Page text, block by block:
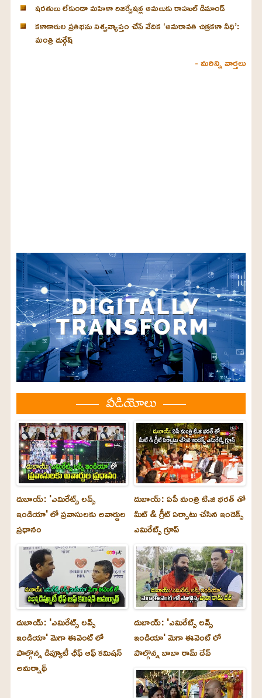
షరతులు లేకుండా మహిళా రిజర్వేషన్ల అమలుకు రాహుల్ డిమాండ్
కళాకారుల ప్రతిభను విశ్వవ్యాప్తం చేసే వేదిక ‘అమరావతి చిత్రకళా వీధి’:
మంత్రి దుర్గేష్
- మరిన్ని వార్తలు
వీడియోలు
దుబాయ్: 'ఎమిరేట్స్ లవ్స్
ఇండియా' లో ప్రవాసులకు అవార్డుల
ప్రధానం
దుబాయ్: ఏపీ మంత్రి టి.జి భరత్ తో
మీట్ & గ్రీట్ ఏర్పాటు చేసిన ఇండెక్స్
ఎమిరేట్స్ గ్రూప్
దుబాయ్‌: 'ఎమిరేట్స్ లవ్స్
ఇండియా' మెగా ఈవెంట్ లో
పాల్గొన్న డిప్యూటీ ఛీఫ్ ఆఫ్ కమిషన్
అమర్నాథ్
దుబాయ్‌: 'ఎమిరేట్స్ లవ్స్
ఇండియా' మెగా ఈవెంట్ లో
పాల్గొన్న బాబా రామ్ దేవ్